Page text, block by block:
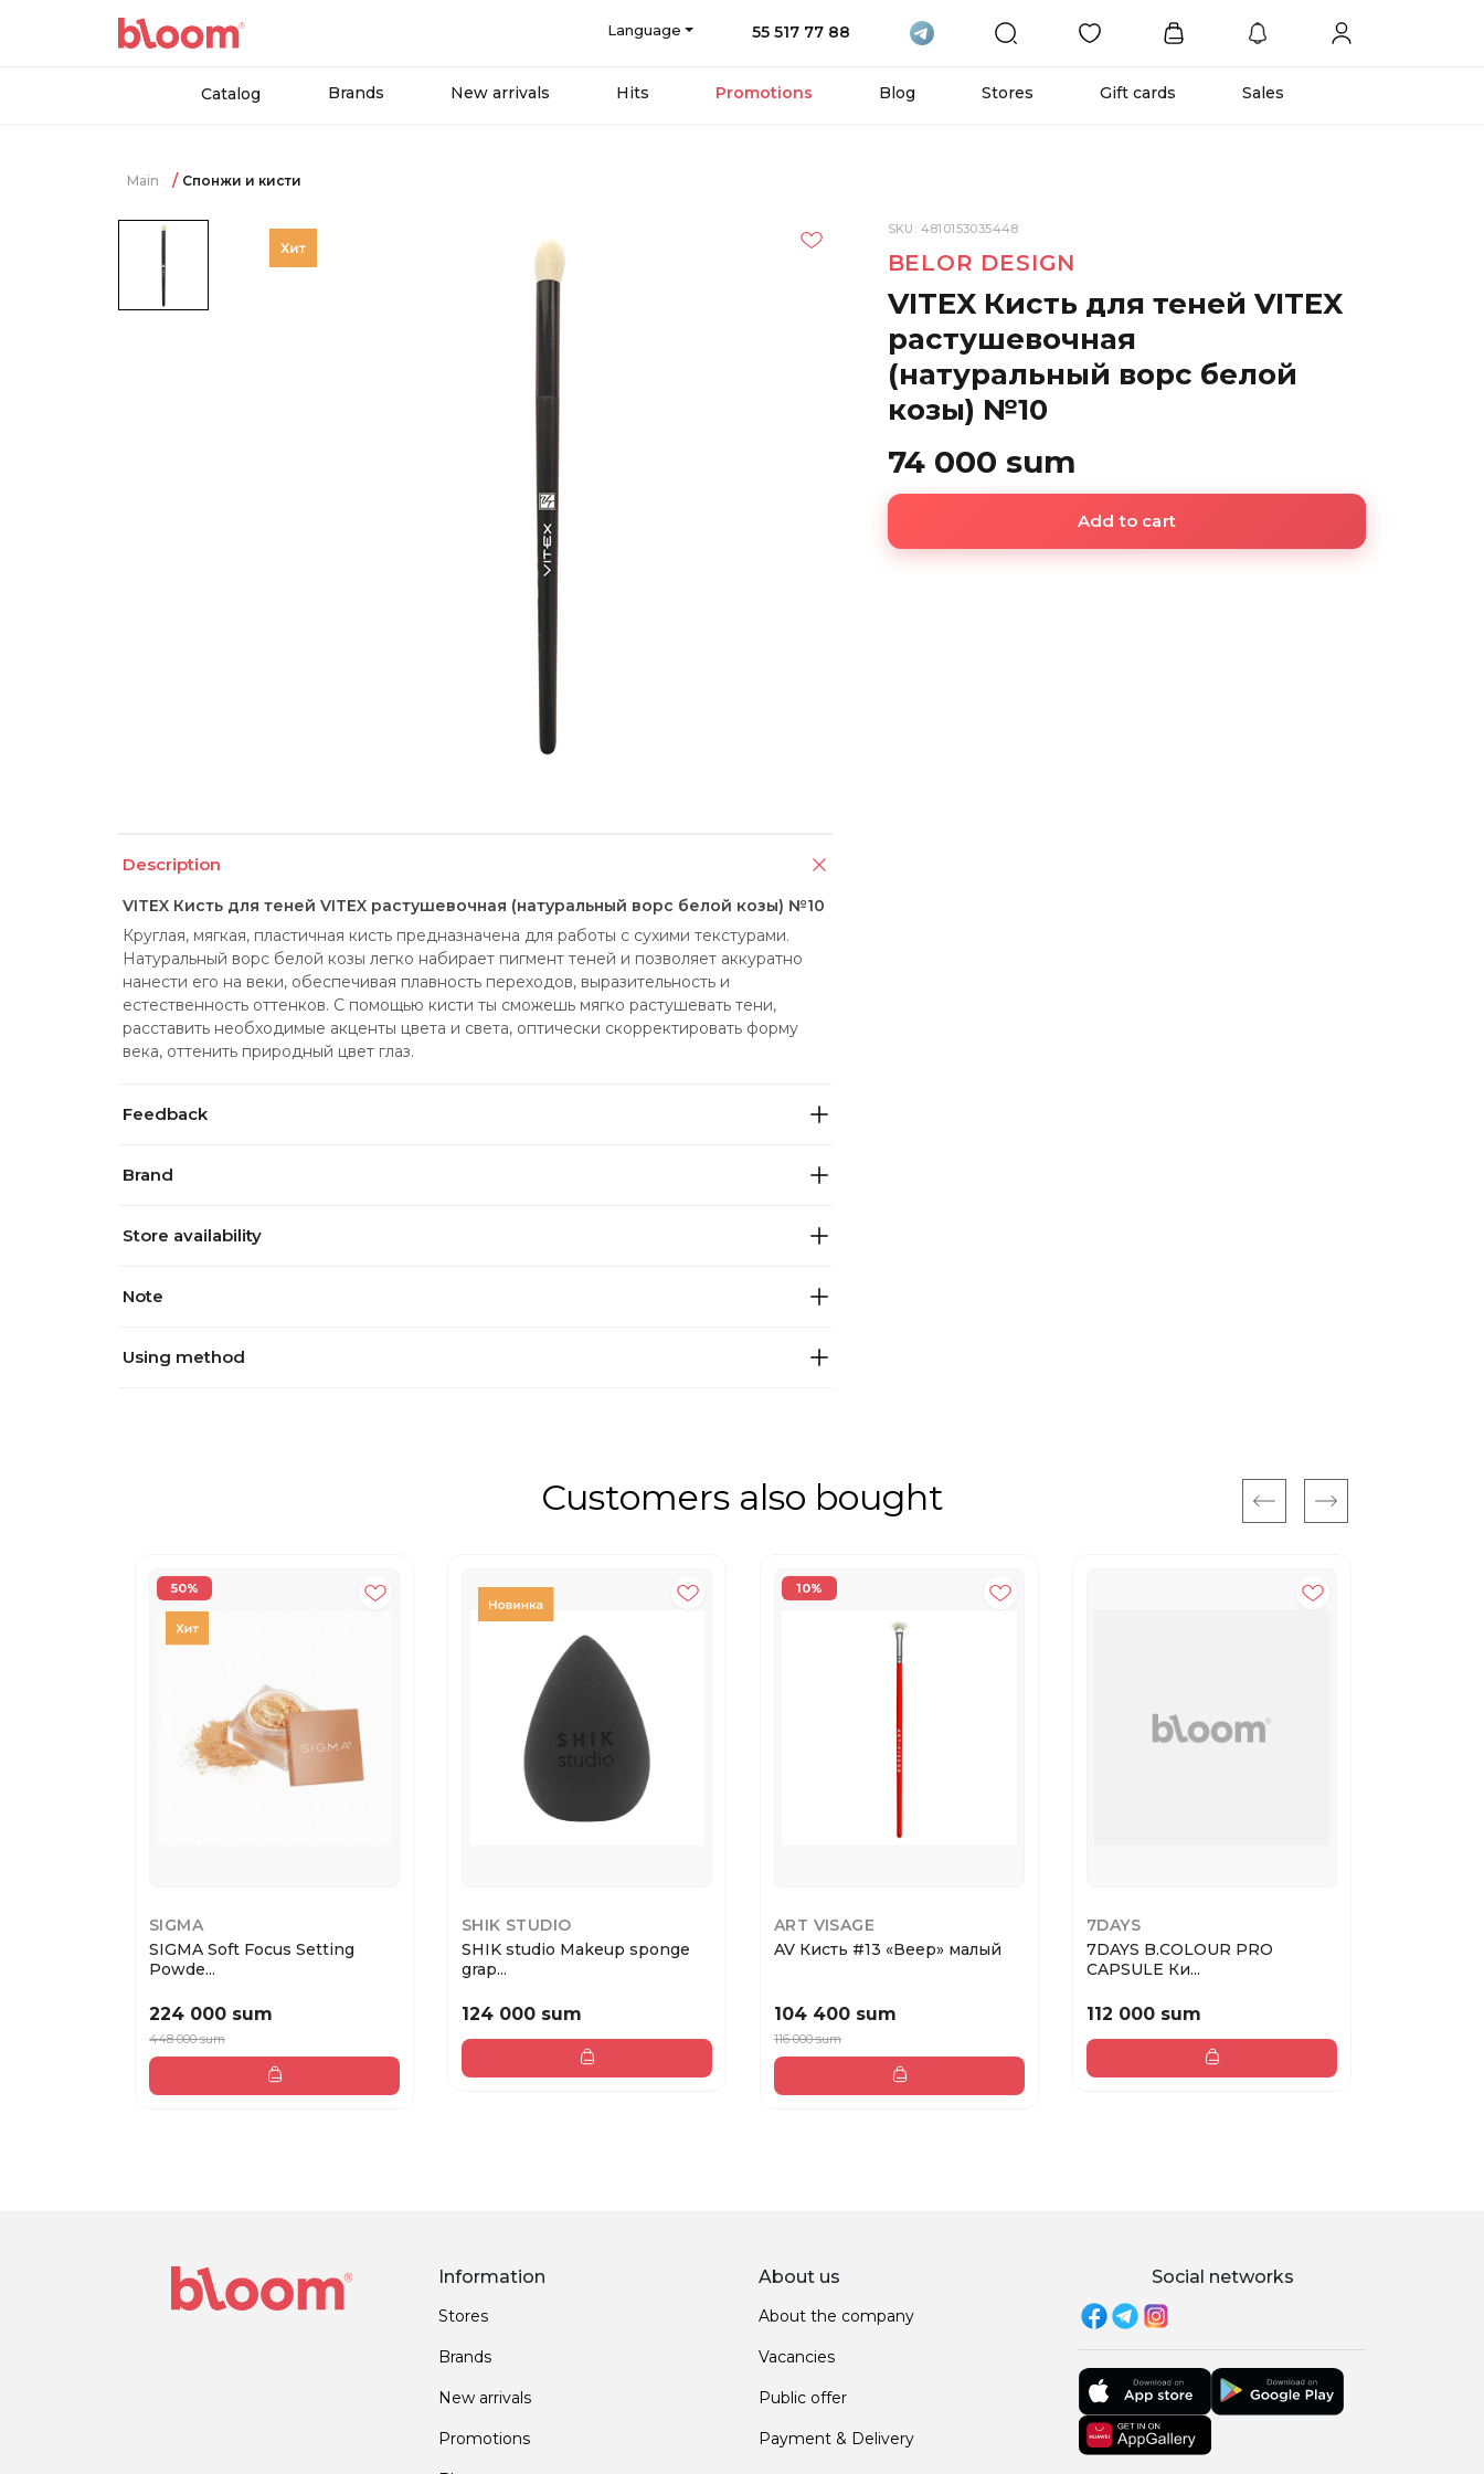
Language 55 517 77 88
Catalog Brands New arrivals Hits Promotions Blog Stores Gift cards Sales
Main Спонжи и кисти
Description
VITEX Кисть для теней VITEX растушевочная (натуральный ворс белой козы) №10
Круглая, мягкая, пластичная кисть предназначена для работы с сухими текстурами.
Натуральный ворс белой козы легко набирает пигмент теней и позволяет аккуратно
нанести его на веки, обеспечивая плавность переходов, выразительность и
естественность оттенков. С помощью кисти ты сможешь мягко растушевать тени,
расставить необходимые акценты цвета и света, оптически скорректировать форму
века, оттенить природный цвет глаз.
Feedback
Brand
Store availability
Note
Using method
SKU: 4810153035448
BELOR DESIGN
VITEX Кисть для теней VITEX
растушевочная
(натуральный ворс белой
козы) №10
74 000 sum
Add to cart
Customers also bought
50%
SIGMA
SIGMA Soft Focus Setting
Powde...
224 000 sum
448 000 sum
SHIK STUDIO
SHIK studio Makeup sponge
grap...
124 000 sum
10%
ART VISAGE
AV Кисть #13 «Веер» малый
104 400 sum
116 000 sum
7DAYS
7DAYS B.COLOUR PRO
CAPSULE Ки...
112 000 sum
Information
Stores
Brands
New arrivals
Promotions
About us
About the company
Vacancies
Public offer
Payment & Delivery
Social networks